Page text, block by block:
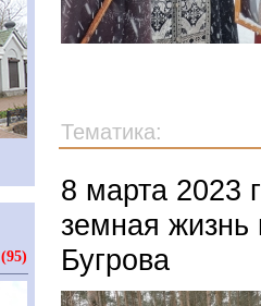
Тематика:
8 марта 2023
земная жизнь
Бугрова
(95)